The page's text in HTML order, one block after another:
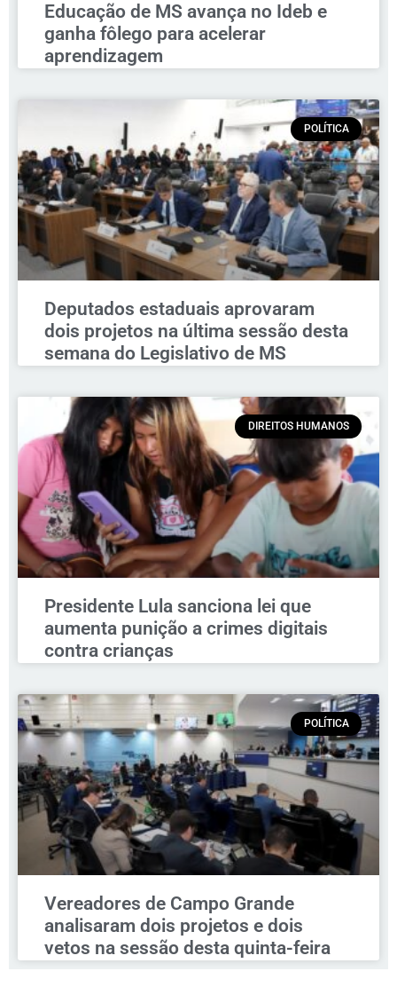
Educação de MS avança no Ideb e
ganha fôlego para acelerar
aprendizagem
POLÍTICA
Deputados estaduais aprovaram
dois projetos na última sessão desta
semana do Legislativo de MS
DIREITOS HUMANOS
Presidente Lula sanciona lei que
aumenta punição a crimes digitais
contra crianças
POLÍTICA
Vereadores de Campo Grande
analisaram dois projetos e dois
vetos na sessão desta quinta-feira